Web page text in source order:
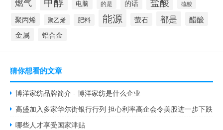
燃气 电脑 的是 的话 硫酸
聚丙烯 聚乙烯 肥料 能源 萤石 都是 醋酸
金属 铝合金
猜你想看的文章
博洋家纺品牌简介 - 博洋家纺是什么企业
高盛加入多家华尔街银行行列 担心利率高企会令美股进一步下跌
哪些人才享受国家津贴